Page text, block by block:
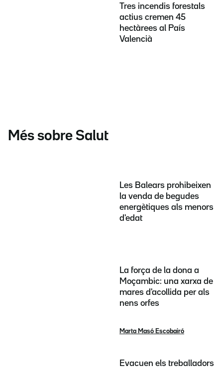
Tres incendis forestals
actius cremen 45
hectàrees al País
Valencià
Més sobre Salut
Les Balears prohibeixen
la venda de begudes
energètiques als menors
d'edat
La força de la dona a
Moçambic: una xarxa de
mares d'acollida per als
nens orfes
Marta Masó Escobairó
Evacuen els treballadors